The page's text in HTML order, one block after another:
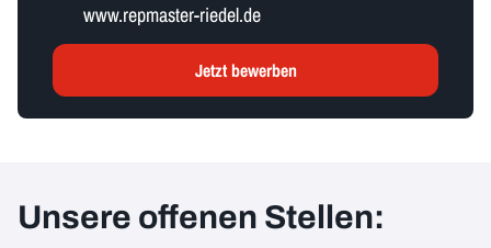
www.repmaster-riedel.de
Jetzt bewerben
Unsere offenen Stellen: